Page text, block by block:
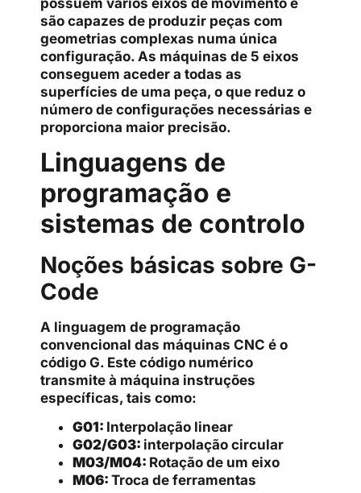
são capazes de produzir peças com
geometrias complexas numa única
configuração. As máquinas de 5 eixos
conseguem aceder a todas as
superfícies de uma peça, o que reduz o
número de configurações necessárias e
proporciona maior precisão.
Linguagens de
programação e
sistemas de controlo
Noções básicas sobre G-
Code
A linguagem de programação
convencional das máquinas CNC é o
código G. Este código numérico
transmite à máquina instruções
específicas, tais como:
G01: Interpolação linear
G02/G03: interpolação circular
M03/M04: Rotação de um eixo
M06: Troca de ferramentas